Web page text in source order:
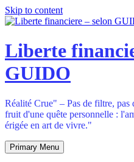
Skip to content
Liberte
GUIDO
Réalité Crue" – Pas de filtre,
fruit d'une quête personnelle :
érigée en art de vivre."
Primary Menu